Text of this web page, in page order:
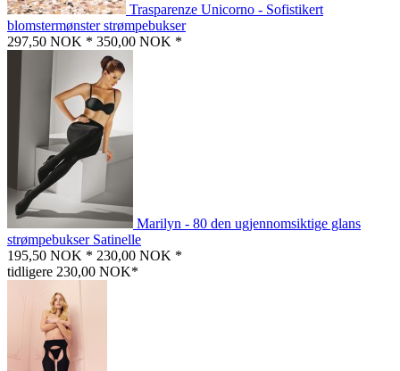
Trasparenze Unicorno - Sofistikert
blomstermønster strømpebukser
297,50 NOK * 350,00 NOK *
Marilyn - 80 den ugjennomsiktige glans
strømpebukser Satinelle
195,50 NOK * 230,00 NOK *
tidligere 230,00 NOK*